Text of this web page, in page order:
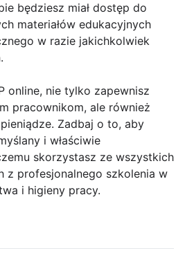
będziesz miał dostęp do
materiałów edukacyjnych
w razie jakichkolwiek
online, nie tylko zapewnisz
pracownikom, ale również
Zadbaj o to, aby
i właściwie
skorzystasz ze wszystkich
z profesjonalnego szkolenia w
i higieny pracy.